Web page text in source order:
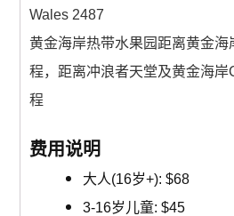
Wales 2487
黄金海岸热带水果园距离黄金海
程，距离冲浪者天堂及黄金海
程
费用说明
大人(16岁+): $68
3-16岁儿童: $45